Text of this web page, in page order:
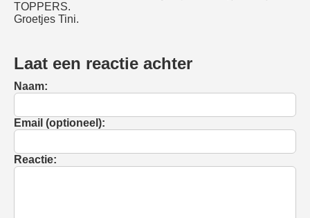
TOPPERS.
Groetjes Tini.
Laat een reactie achter
Naam:
Email (optioneel):
Reactie: